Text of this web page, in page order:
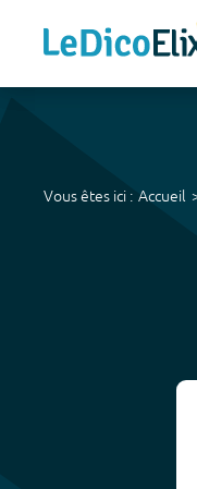
Vous êtes ici : Accueil